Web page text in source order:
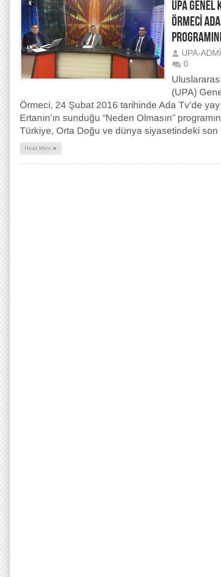
UPA GENEL
ÖRMECİ
UPA-
0
(UPA)
Örmeci, 24 Şubat 2016 tarihinde Ada Tv’de
Ertanın’ın sunduğu “Neden Olmasın”
Türkiye, Orta Doğu ve dünya siyasetindeki son
Read More »